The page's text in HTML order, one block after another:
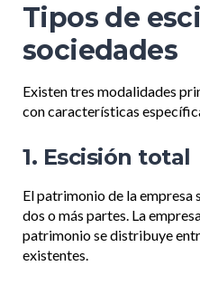
Tipos de
sociedades
Existen tres modalidades
con características
1. Escisión total
El patrimonio de la empresa
dos o más partes. La
patrimonio se distribuye
existentes.